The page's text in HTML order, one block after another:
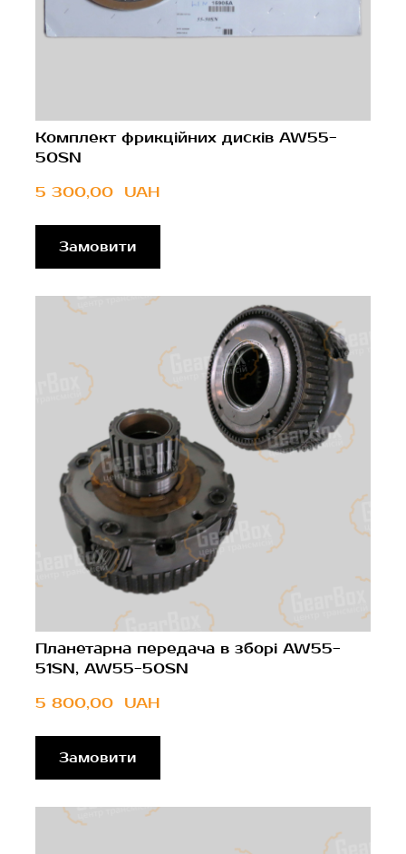
Комплект фрикційних дисків AW55-
50SN
5 300,00  UAH
Замовити
Планетарна передача в зборі AW55-
51SN, AW55-50SN
5 800,00  UAH
Замовити